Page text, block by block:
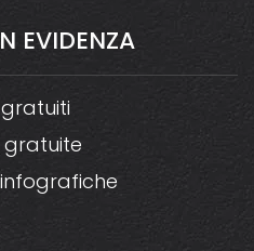
EVIDENZA
gratuite